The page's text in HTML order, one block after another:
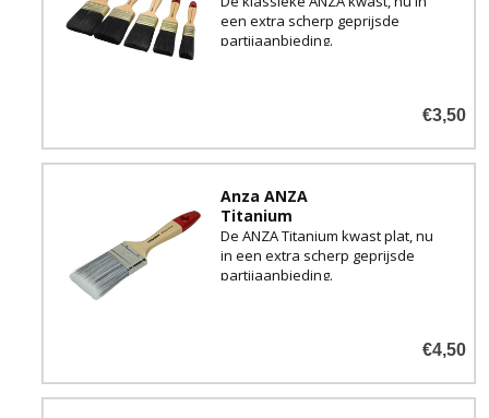
een extra scherp geprijsde
partijaanbieding.
€3,50
Anza ANZA
Titanium
De ANZA Titanium kwast plat, nu
in een extra scherp geprijsde
partijaanbieding.
€4,50